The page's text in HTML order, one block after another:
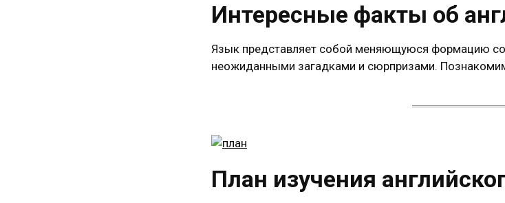
Интересные факты об
Язык представляет собой меняющуюся формацию
неожиданными загадками и сюрпризами.
План изучения